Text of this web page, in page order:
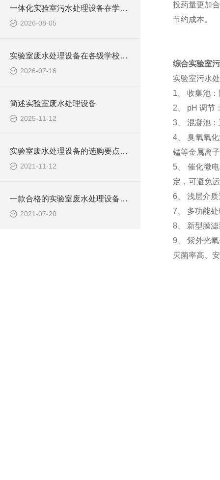
一体化实验室污水处理设备在学校化学实验室的应用
2026-08-05
实验室废水处理设备在各级学校的应用
2026-07-16
简述实验室废水处理设备
2025-11-12
实验室废水处理设备的选购要点，你知道多少？
2021-11-12
一款合格的实验室废水处理设备有哪些性能要求和组成结构？
2021-07-20
投药量更加
节约成本。
综合实验室
实验室污水
1、 收集池
2、 pH 调节
3、 混凝池
4、 臭氧氧
锰等金属离
5、 催化微
定，可避免
6、 浅层介
7、 多功能
8、 新型膜
9、 紫外光
灭菌率高、